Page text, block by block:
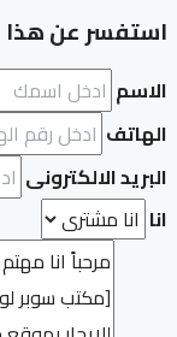
استفسر عن هذا
الاسم
الهاتف
البريد الالكترونى
انا